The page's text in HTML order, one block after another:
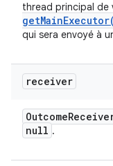
thread principal de
getMainExecutor(
qui sera envoyé à
receiver
Outcome
null .